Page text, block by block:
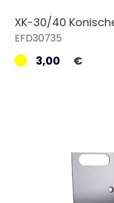
XK-30/40
EFD30735
3,00 €